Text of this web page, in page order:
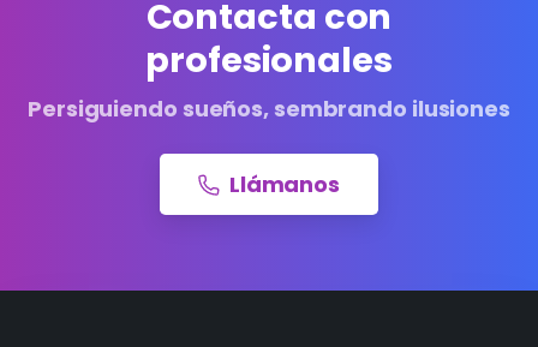
Contacta con
profesionales
Persiguiendo sueños, sembrando ilusiones
Llámanos